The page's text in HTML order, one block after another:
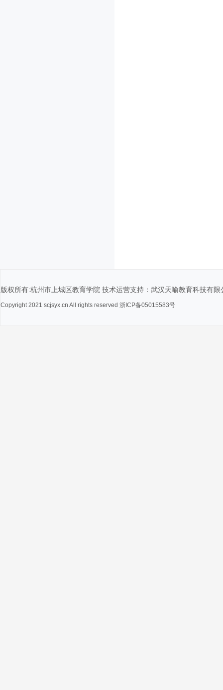
版权所有:杭州市上城区教育学院 技术运营支持：武汉天喻教育科技有限
Copyright 2021 scjsyx.cn All rights reserved 浙ICP备05015583号